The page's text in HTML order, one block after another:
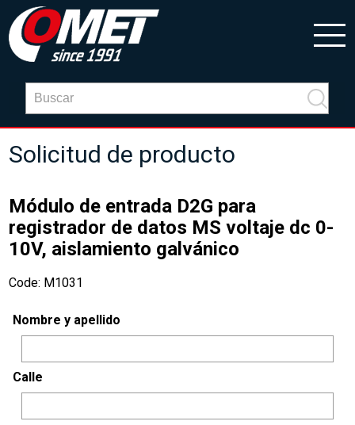
Solicitud de producto
Módulo de entrada D2G para
registrador de datos MS voltaje dc 0-
10V, aislamiento galvánico
Code: M1031
Nombre y apellido
Calle